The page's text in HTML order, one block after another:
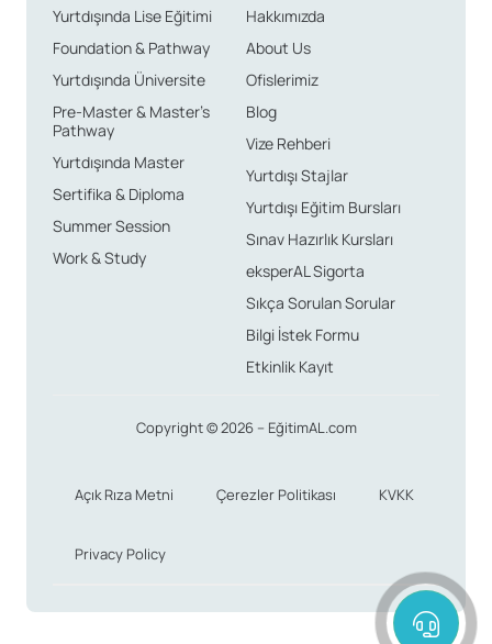
Yurtdışında Lise Eğitimi
Foundation & Pathway
Yurtdışında Üniversite
Pre-Master & Master’s
Pathway
Yurtdışında Master
Sertifika & Diploma
Summer Session
Work & Study
Hakkımızda
About Us
Ofislerimiz
Blog
Vize Rehberi
Yurtdışı Stajlar
Yurtdışı Eğitim Bursları
Sınav Hazırlık Kursları
eksperAL Sigorta
Sıkça Sorulan Sorular
Bilgi İstek Formu
Etkinlik Kayıt
Copyright © 2026 – EğitimAL.com
Açık Rıza Metni Çerezler Politikası KVKK
Privacy Policy